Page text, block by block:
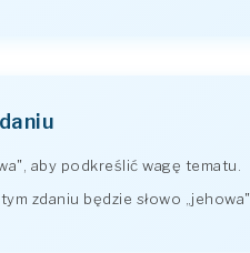
aby podkreślić wagę tematu.
zdaniu będzie słowo „jehowa".